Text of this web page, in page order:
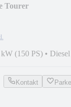
Tourer
kW (150 PS) • Diesel
Kontakt